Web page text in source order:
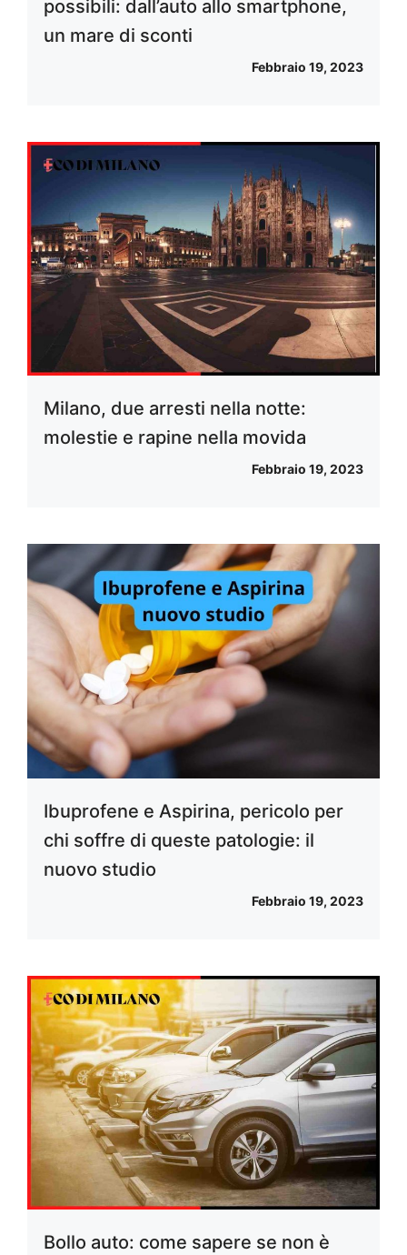
possibili: dall’auto allo smartphone,
un mare di sconti
Febbraio 19, 2023
Milano, due arresti nella notte:
molestie e rapine nella movida
Febbraio 19, 2023
Ibuprofene e Aspirina, pericolo per
chi soffre di queste patologie: il
nuovo studio
Febbraio 19, 2023
Bollo auto: come sapere se non è